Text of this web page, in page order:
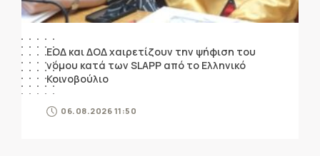
ΕΟΔ και ΔΟΔ χαιρετίζουν την ψήφιση του
νόμου κατά των SLAPP από το Ελληνικό
Κοινοβούλιο
06.08.2026 11:50